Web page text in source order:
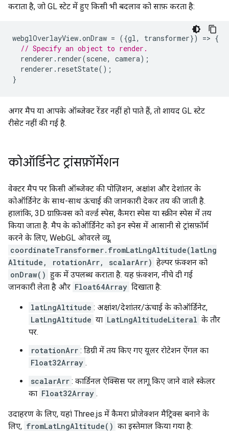
कराता है, जो GL स्टेट में हुए किसी भी बदलाव को साफ़ करता है:
webglOverlayView.onDraw = ({gl, transformer}) => {
// Specify an object to render.
renderer . render(scene, camera);
renderer . resetState();
}
अगर मैप या आपके ऑब्जेक्ट रेंडर नहीं हो पाते हैं, तो शायद GL स्टेट
रीसेट नहीं की गई है.
कोऑर्डिनेट ट्रांसफ़ॉर्मेशन
वेक्टर मैप पर किसी ऑब्जेक्ट की पोज़िशन, अक्षांश और देशांतर के
कोऑर्डिनेट के साथ-साथ ऊंचाई की जानकारी देकर तय की जाती है.
हालांकि, 3D ग्राफ़िक्स को वर्ल्ड स्पेस, कैमरा स्पेस या स्क्रीन स्पेस में तय
किया जाता है. मैप के कोऑर्डिनेट को इन स्पेस में आसानी से ट्रांसफ़ॉर्म
करने के लिए, WebGL ओवरले व्यू,
coordinateTransformer.fromLatLngAltitude(latLng
Altitude, rotationArr, scalarArr) हेल्पर फ़ंक्शन को
onDraw() हुक में उपलब्ध कराता है. यह फ़ंक्शन, नीचे दी गई
जानकारी लेता है और Float64Array दिखाता है:
latLngAltitude : अक्षांश/देशांतर/ऊंचाई के कोऑर्डिनेट,
LatLngAltitude या LatLngAltitudeLiteral के तौर
पर.
rotationArr : डिग्री में तय किए गए यूलर रोटेशन ऐंगल का
Float32Array .
scalarArr : कार्डिनल ऐक्सिस पर लागू किए जाने वाले स्केलर
का Float32Array .
उदाहरण के लिए, यहां Three.js में कैमरा प्रोजेक्शन मैट्रिक्स बनाने के
लिए, fromLatLngAltitude() का इस्तेमाल किया गया है: